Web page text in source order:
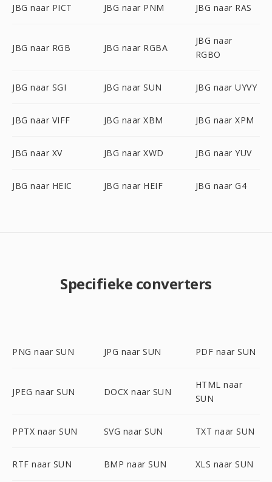
JBG naar PICT JBG naar PNM JBG naar RAS
JBG naar RGB JBG naar RGBA
JBG naar
RGBO
JBG naar SGI JBG naar SUN JBG naar UYVY
JBG naar VIFF JBG naar XBM JBG naar XPM
JBG naar XV JBG naar XWD JBG naar YUV
JBG naar HEIC JBG naar HEIF JBG naar G4
Specifieke converters
PNG naar SUN JPG naar SUN PDF naar SUN
JPEG naar SUN DOCX naar SUN
HTML naar
SUN
PPTX naar SUN SVG naar SUN TXT naar SUN
RTF naar SUN BMP naar SUN XLS naar SUN